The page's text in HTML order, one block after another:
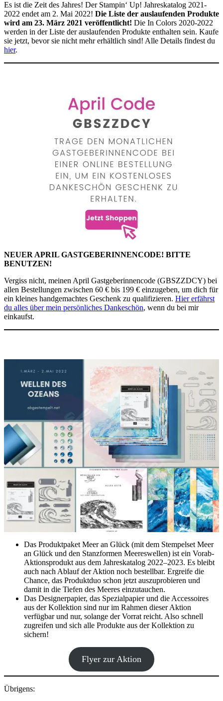
Es ist die Zeit des Jahres! Der Stampin‘ Up! Jahreskatalog 2021-
2022 endet am 2. Mai 2022! Die Liste der auslaufenden Produkte
wird am 23. März 2021 veröffentlicht! Die In Colors 2020-2022
werden in der Liste der auslaufenden Produkte enthalten sein. Kaufe
sie jetzt, bevor sie nicht mehr erhältlich sind! Alle Details findest du
hier.
NEUER APRIL GASTGEBERINNENCODE! BITTE
BENUTZEN!
Vergiss nicht, meinen April Gastgeberinnencode (GBSZZDCY) bei
allen Bestellungen zwischen 60 € bis 199 € einzugeben, um dich für
ein kleines handgemachtes Geschenk zu qualifizieren. Hier erfährst
du alles über mein persönliches Dankeschön, wenn du bei mir
einkaufst.
Das Produktpaket Meer an Glück (mit dem Stempelset Meer
an Glück und den Stanzformen Meereswellen) ist ein Vorab-
Aktionsprodukt aus dem Jahreskatalog 2022–2023. Es bleibt
auch nach Ablauf der Aktion noch bestellbar. Ergreife die
Chance, das Produktduo schon jetzt auszuprobieren und
damit in die Tiefen des Meeres einzutauchen.
Das Designerpapier, das Spezialpapier und die Accessoires
aus der Kollektion sind nur im Rahmen dieser Aktion
verfügbar und nur, solange der Vorrat reicht. Also schnell
zugreifen und sich alle Produkte aus der Kollektion zu
sichern!
Flyer zur Aktion
Übrigens: